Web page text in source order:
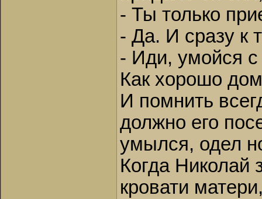
- Ты только
- Да. И сразу к
- Иди, умойся с
Как хорошо
И помнить
должно его
умылся, одел
Когда Николай
кровати